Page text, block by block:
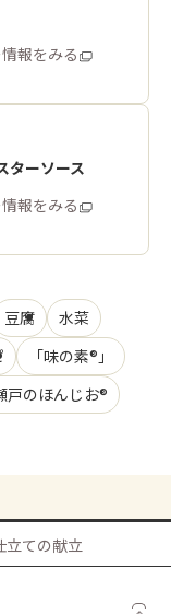
報をみる
ターソース
報をみる
豆腐
水菜
「味の素®」
戸のほんじお®
立ての献立